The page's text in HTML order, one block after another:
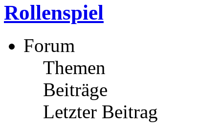
Rollenspiel
Forum
Themen
Beiträge
Letzter Beitrag